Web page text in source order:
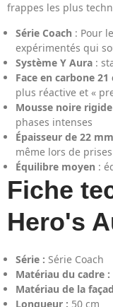
frappes les plus
Série Coach : Pour
expérimentés qui
Système Y Aura :
Face en carbone 21
plus réactive et «
Mousse noire rigide
phases intenses
Épaisseur de 22 mm
même lors de
Équilibre moyen :
Fiche
Hero's
Série : Série Coach
Matériau du cadre :
Matériau de la
Longueur : 50 cm